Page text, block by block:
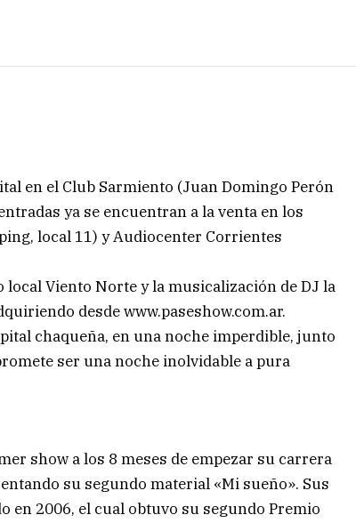
en el Club Sarmiento (Juan Domingo Perón
ya se encuentran a la venta en los
local 11) y Audiocenter Corrientes
Viento Norte y la musicalización de DJ la
desde www.paseshow.com.ar.
chaqueña, en una noche imperdible, junto
ser una noche inolvidable a pura
show a los 8 meses de empezar su carrera
su segundo material «Mi sueño». Sus
en 2006, el cual obtuvo su segundo Premio